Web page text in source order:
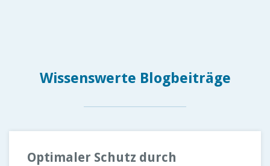
Wissenswerte Blogbeiträge
Optimaler Schutz durch